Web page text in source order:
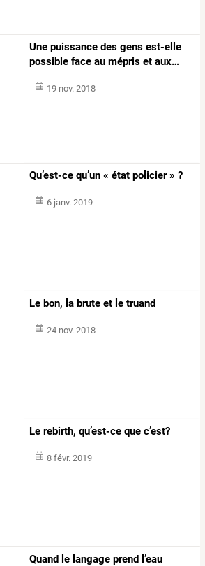
Une puissance des gens est-elle
possible face au mépris et aux…
19 nov. 2018
Qu’est-ce qu’un « état policier » ?
6 janv. 2019
Le bon, la brute et le truand
24 nov. 2018
Le rebirth, qu’est-ce que c’est?
8 févr. 2019
Quand le langage prend l’eau